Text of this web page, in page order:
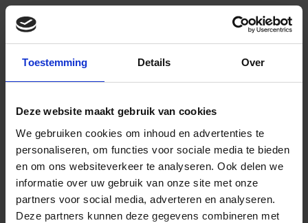
Toestemming Details Over
Deze website maakt gebruik van cookies
We gebruiken cookies om inhoud en advertenties te
personaliseren, om functies voor sociale media te bieden
en om ons websiteverkeer te analyseren. Ook delen we
informatie over uw gebruik van onze site met onze
partners voor social media, adverteren en analyseren.
Deze partners kunnen deze gegevens combineren met